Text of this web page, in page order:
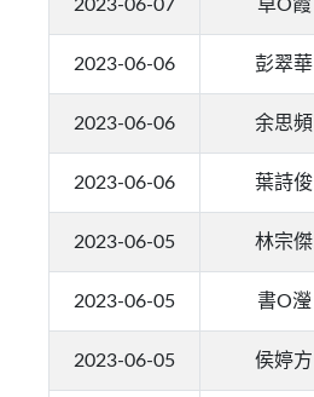
2023-06-07 卓O霞
2023-06-06 彭翠華
2023-06-06 余思頻
2023-06-06 葉詩俊
2023-06-05 林宗傑
2023-06-05 書O瀅
2023-06-05 侯婷方